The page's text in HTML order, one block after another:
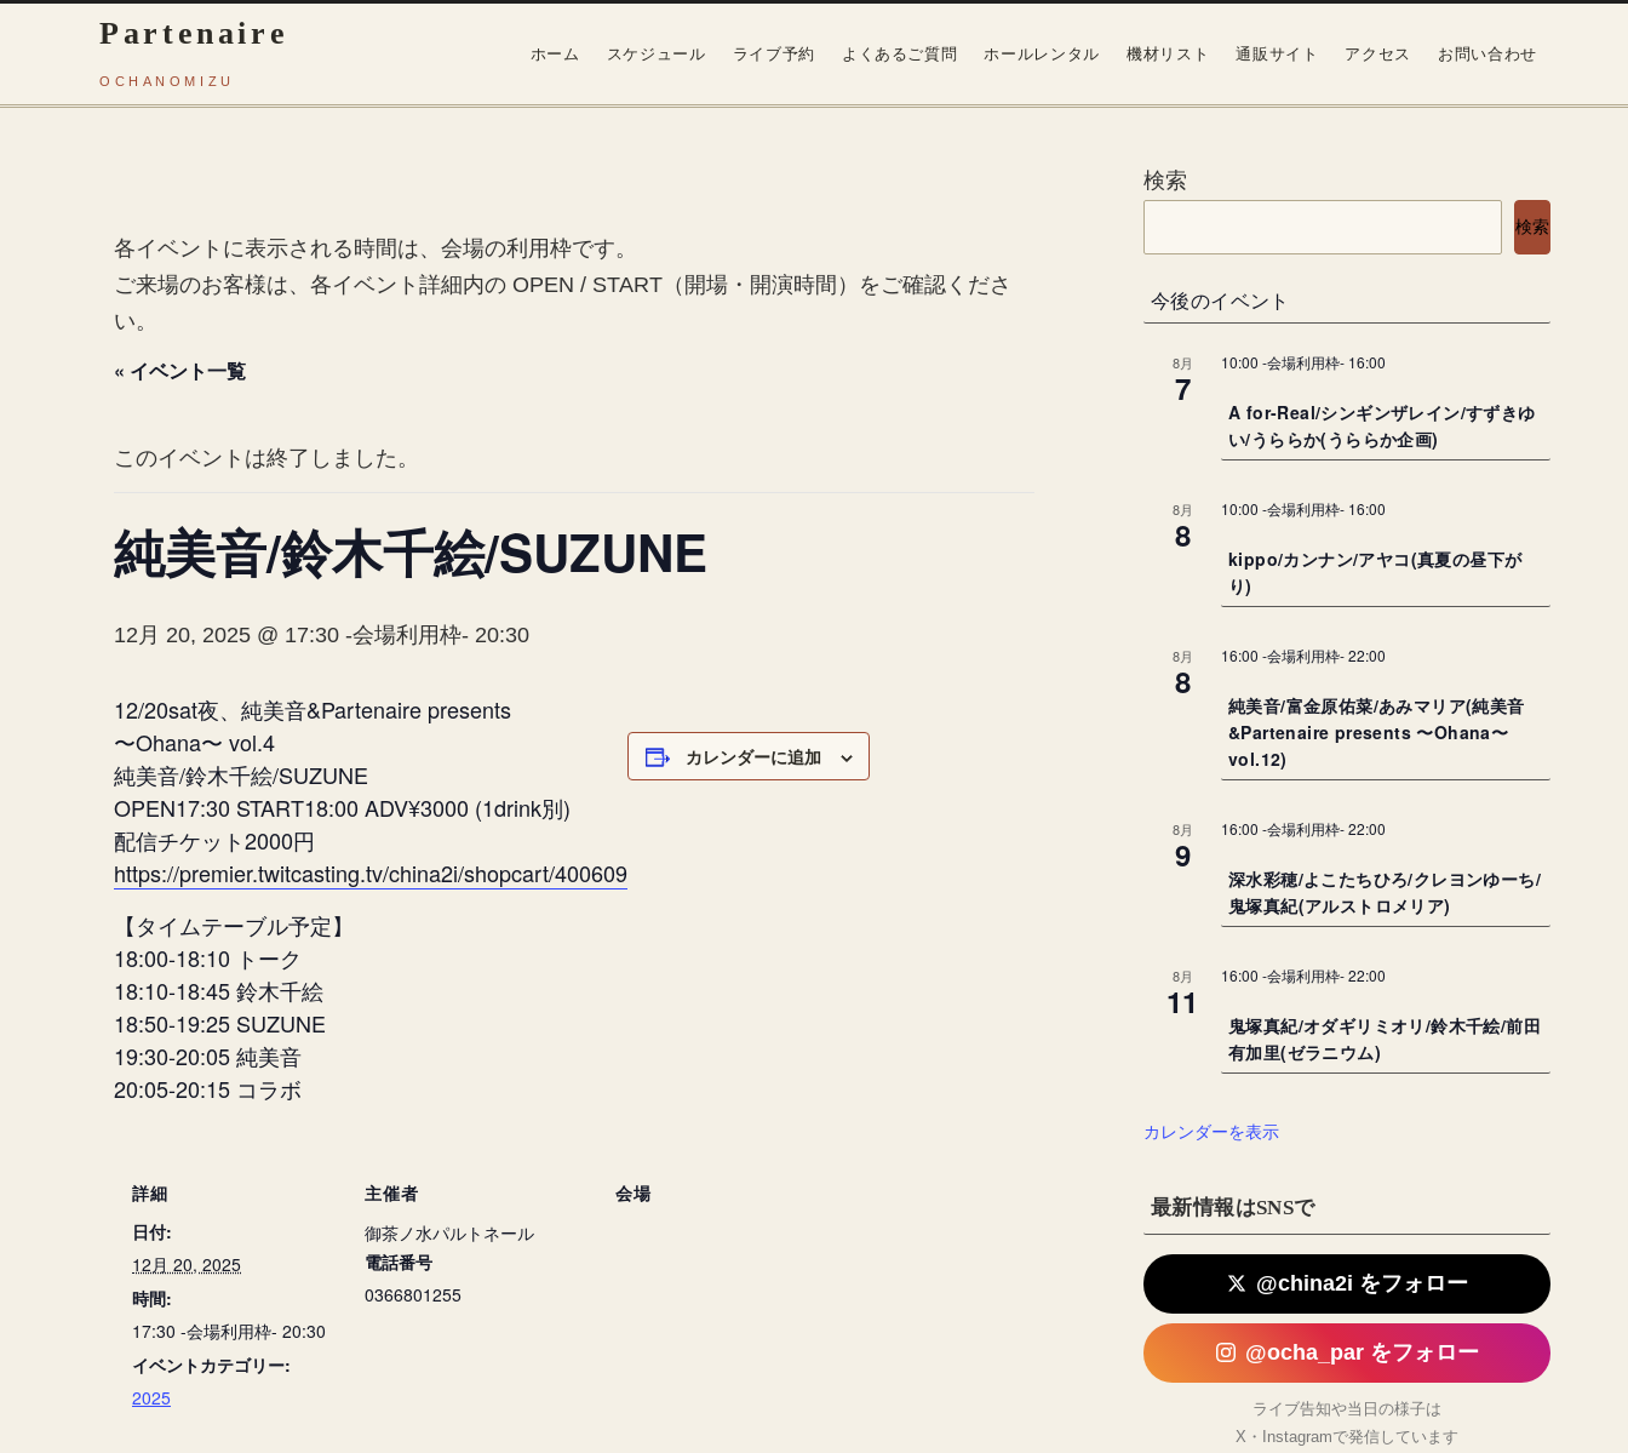
ホーム スケジュール ライブ予約 よくあるご質問 ホールレンタル 機材リスト 通販サイト アクセス お問い合わせ
各イベントに表示される時間は、会場の利用枠です。
ご来場のお客様は、各イベント詳細内の OPEN / START（開場・開演時間）をご確認くださ
い。
« イベント一覧
このイベントは終了しました。
純美音/鈴木千絵/SUZUNE
12月 20, 2025 @ 17:30 -会場利用枠- 20:30
12/20sat夜、純美音&Partenaire presents
〜Ohana〜 vol.4
純美音/鈴木千絵/SUZUNE
OPEN17:30 START18:00 ADV¥3000 (1drink別)
配信チケット2000円
https://premier.twitcasting.tv/china2i/shopcart/400609
【タイムテーブル予定】
18:00-18:10 トーク
18:10-18:45 鈴木千絵
18:50-19:25 SUZUNE
19:30-20:05 純美音
20:05-20:15 コラボ
カレンダーに追加
詳細
日付:
12月 20, 2025
時間:
17:30 -会場利用枠- 20:30
イベントカテゴリー:
2025
主催者
御茶ノ水パルトネール
電話番号
0366801255
会場
検索
検索
今後のイベント
8月
7
10:00 -会場利用枠- 16:00
A for-Real/シンギンザレイン/すずきゆ
い/うららか(うららか企画)
8月
8
10:00 -会場利用枠- 16:00
kippo/カンナン/アヤコ(真夏の昼下が
り)
8月
8
16:00 -会場利用枠-22:00
純美音/富金原佑菜/あみマリア(純美音
&Partenaire presents 〜Ohana〜
vol.12)
8月
9
16:00 -会場利用枠-22:00
深水彩穂/よこたちひろ/クレヨンゆーち/
鬼塚真紀(アルストロメリア)
8月
11
16:00 -会場利用枠-22:00
鬼塚真紀/オダギリミオリ/鈴木千絵/前田
有加里(ゼラニウム)
カレンダーを表示
最新情報はSNSで
@china2i をフォロー
@ocha_par をフォロー
ライブ告知や当日の様子は
X・Instagramで発信しています